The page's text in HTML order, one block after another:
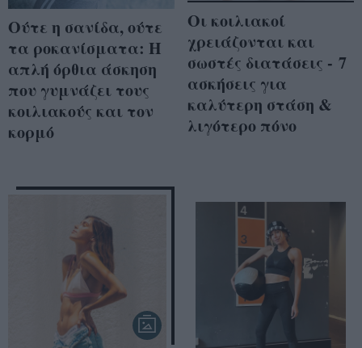
Ούτε η σανίδα, ούτε
τα ροκανίσματα: Η
απλή όρθια άσκηση
που γυμνάζει τους
κοιλιακούς και τον
κορμό
Οι κοιλιακοί
χρειάζονται και
σωστές διατάσεις - 7
ασκήσεις για
καλύτερη στάση &
λιγότερο πόνο